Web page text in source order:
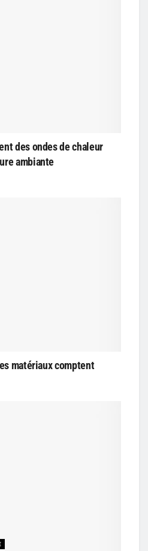
des ondes de chaleur
ambiante
matériaux comptent